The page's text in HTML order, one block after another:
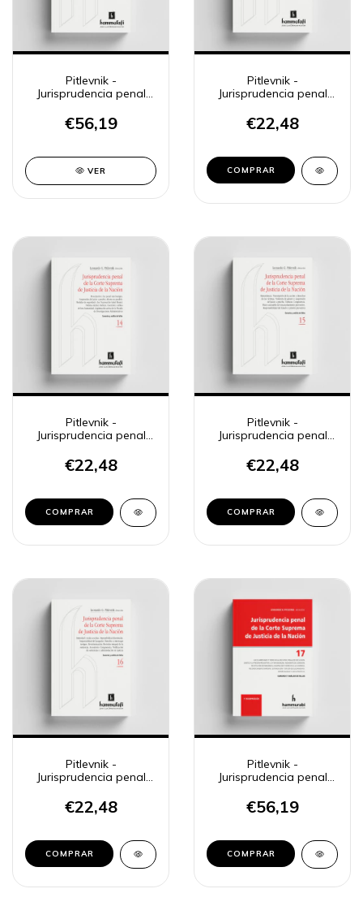
Pitlevnik -
Jurisprudencia penal
€56,19
VER
Pitlevnik -
Jurisprudencia penal
€22,48
COMPRAR
Pitlevnik -
Jurisprudencia penal
€22,48
COMPRAR
Pitlevnik -
Jurisprudencia penal
€22,48
COMPRAR
Pitlevnik -
Jurisprudencia penal
€22,48
COMPRAR
Pitlevnik -
Jurisprudencia penal
€56,19
COMPRAR